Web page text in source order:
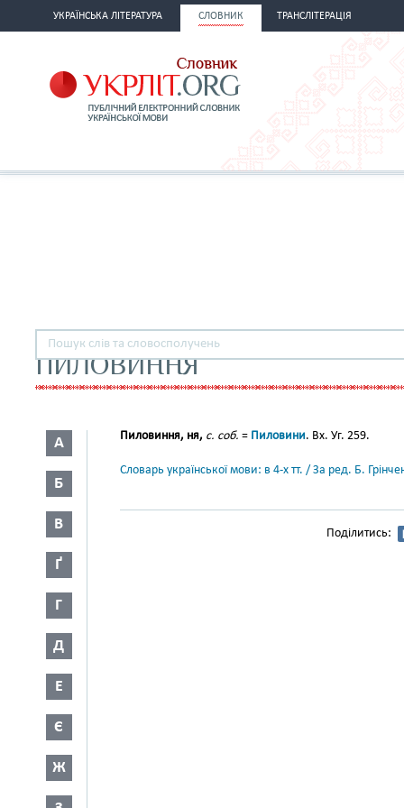
УКРАЇНСЬКА ЛІТЕРАТУРА СЛОВНИК ТРАНСЛІТЕРАЦІЯ
ПИЛОВИННЯ
А
Б
В
Ґ
Г
Д
Е
Є
Ж
Пиловиння, ня, с. соб. = Пиловини. Вх. Уг. 259.
Словарь української мови: в 4-х тт. / За ред. Б.
Поділитись: